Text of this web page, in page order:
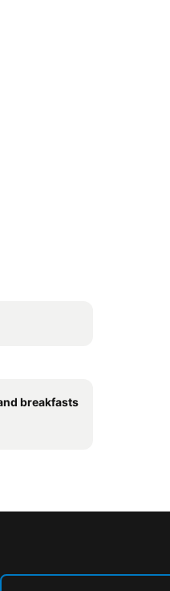
breakfasts